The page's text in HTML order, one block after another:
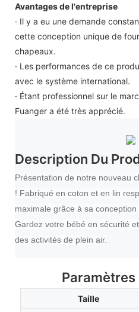
Avantages de l'entreprise
· Il y a eu une demande
cette conception unique de
chapeaux.
· Les performances de ce
avec le système international.
· Étant professionnel sur le
Fuanger a été très apprécié.
Description Du
Présentation de notre nouveau
! Fabriqué en coton et en lin
maximale grâce à sa conception
Gardez votre bébé en sécurité
des activités de plein air.
Paramètres
Taille